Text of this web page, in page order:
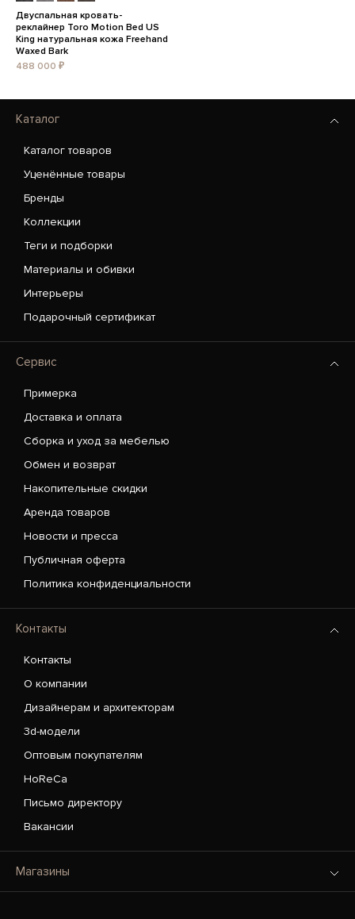
Двуспальная кровать-
реклайнер Toro Motion Bed US
King натуральная кожа Freehand
Waxed Bark
488 000 ₽
Каталог
Каталог товаров
Уценённые товары
Бренды
Коллекции
Теги и подборки
Материалы и обивки
Интерьеры
Подарочный сертификат
Сервис
Примерка
Доставка и оплата
Сборка и уход за мебелью
Обмен и возврат
Накопительные скидки
Аренда товаров
Новости и пресса
Публичная оферта
Политика конфиденциальности
Контакты
Контакты
О компании
Дизайнерам и архитекторам
3d-модели
Оптовым покупателям
HoReCa
Письмо директору
Вакансии
Магазины